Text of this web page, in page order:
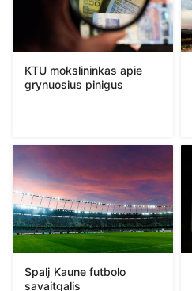
KTU mokslininkas apie
grynuosius pinigus
Spalį Kaune futbolo
savaitgalis